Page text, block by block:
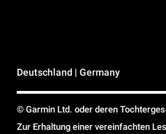
Deutschland | Germany
© Garmin Ltd. oder deren
Zur Erhaltung einer vereinfachten